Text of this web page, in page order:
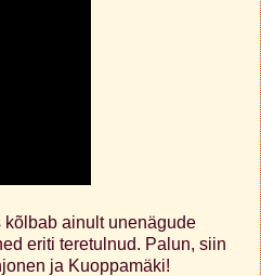
kõlbab ainult unenägude
eriti teretulnud. Palun, siin
ja Kuoppamäki!